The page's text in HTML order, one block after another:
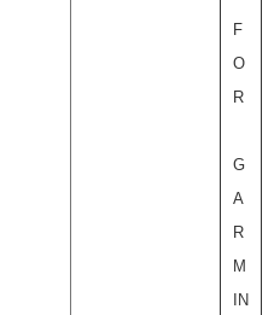
F
O
R
G
A
R
M
IN